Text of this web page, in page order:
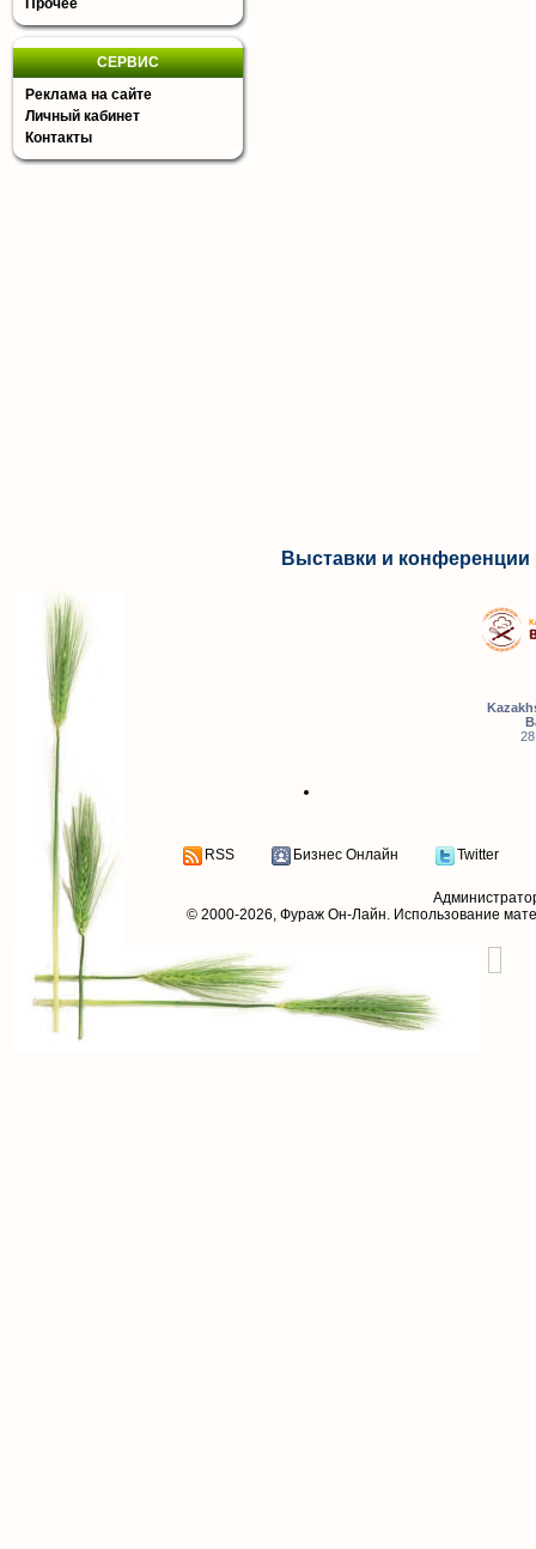
Прочее
СЕРВИС
Реклама на сайте
Личный кабинет
Контакты
Выставки и конференции
RSS Бизнес Онлайн Twitter
© 2000-2026, Фураж Он-Лайн. Использование